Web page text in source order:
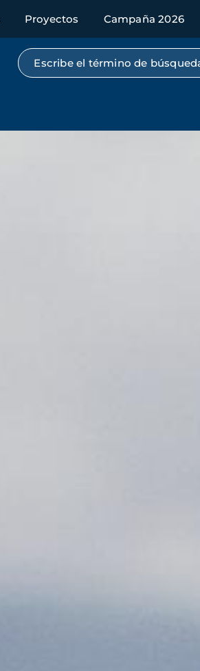
Proyectos Campaña 2026
Búsqueda por texto completo